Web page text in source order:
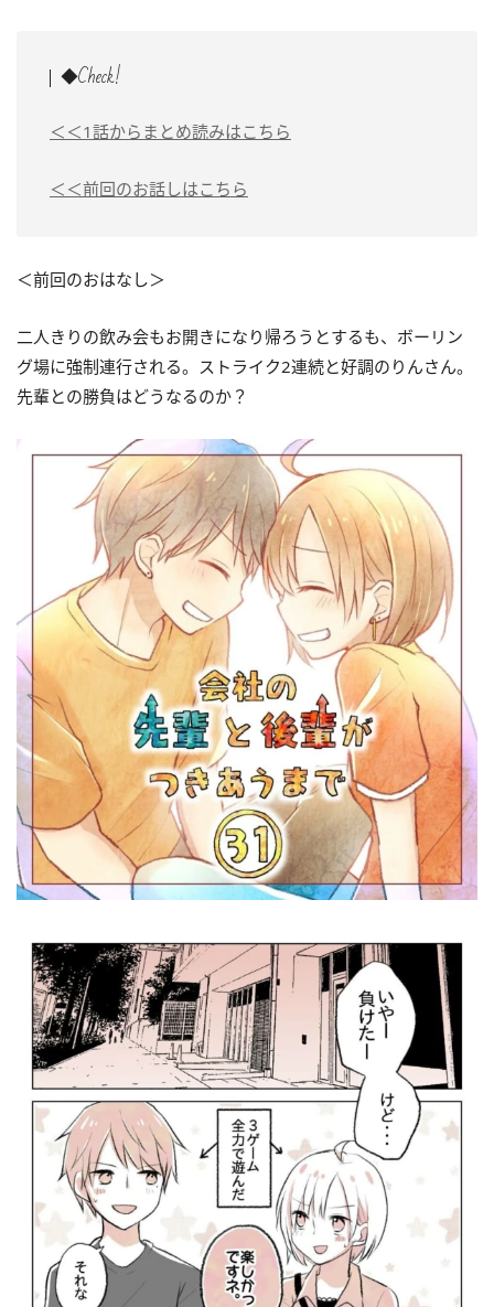
◆Check!
＜＜1話からまとめ読みはこちら
＜＜前回のお話しはこちら
＜前回のおはなし＞
二人きりの飲み会もお開きになり帰ろうとするも、ボーリン
グ場に強制連行される。ストライク2連続と好調のりんさん。
先輩との勝負はどうなるのか？